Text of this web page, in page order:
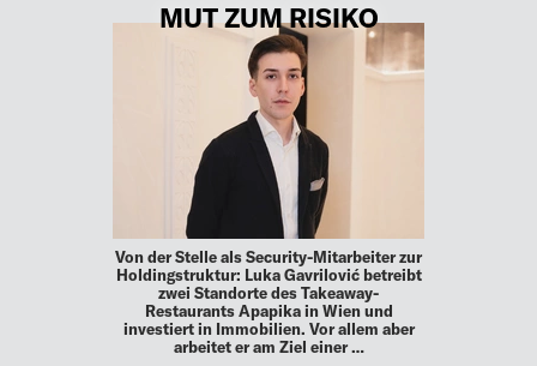
MUT ZUM RISIKO
Von der Stelle als Security-Mitarbeiter zur
Holdingstruktur: Luka Gavrilović betreibt
zwei Standorte des Takeaway-
Restaurants Apapika in Wien und
investiert in Immobilien. Vor allem aber
arbeitet er am Ziel einer …